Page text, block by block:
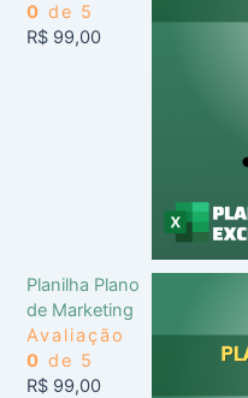
0 de 5
R$ 99,00
Planilha Plano
de Marketing
Avaliação
0 de 5
R$ 99,00